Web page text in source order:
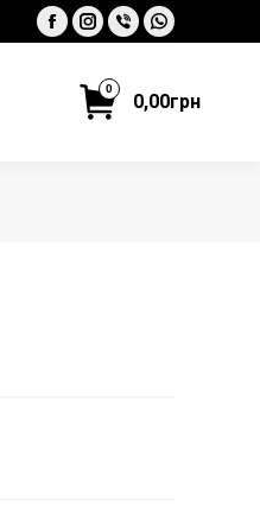
Facebook
Instagram
ViberWhatsapp
0,00грн
0